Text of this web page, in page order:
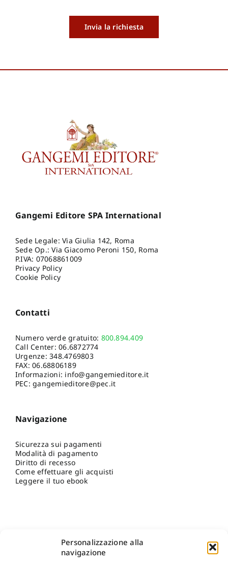
Personalizzazione alla
navigazione
Invia la richiesta
Gangemi Editore SPA International
Sede Legale: Via Giulia 142, Roma
Sede Op.: Via Giacomo Peroni 150, Roma
P.IVA: 07068861009
Privacy Policy
Cookie Policy
Contatti
Numero verde gratuito: 800.894.409
Call Center:06.6872774
Urgenze:348.4769803
FAX: 06.68806189
Informazioni: info@gangemieditore.it
PEC: gangemieditore@pec.it
Navigazione
Sicurezza sui pagamenti
Modalità di pagamento
Diritto di recesso
Come effettuare gli acquisti
Leggere il tuo ebook